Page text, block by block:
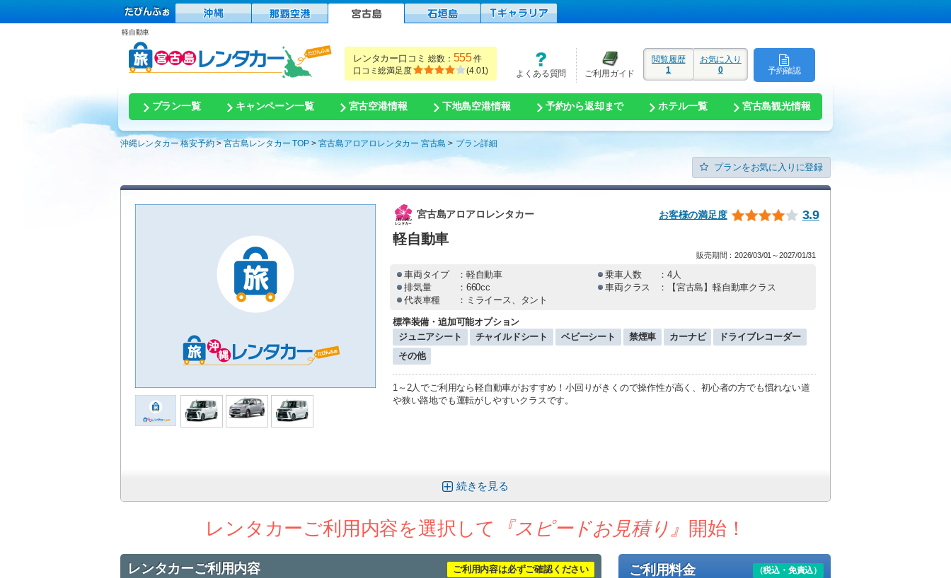
軽自動車
レンタカー口コミ 総数： 555件
口コミ総満足度
(4.01) 予約確認
閲覧履歴
1
お気に入り
0
よくある質問 ご利用ガイド
プラン一覧 キャンペーン一覧 宮古空港情報 下地島空港情報 予約から返却まで ホテル一覧 宮古島観光情報
沖縄レンタカー 格安予約 宮古島レンタカー TOP 宮古島アロアロレンタカー 宮古島 プラン詳細
プランをお気に入りに登録
お客様の満足度 3.9
宮古島アロアロレンタカー
軽自動車
販売期間：2026/03/01～2027/01/31
車両タイプ ：軽自動車 乗車人数
：4人
排気量
：660cc 車両クラス
：【宮古島】軽自動車クラス
代表車種
：ミライース、タント
標準装備・追加可能オプション
ジュニアシート
チャイルドシート ベビーシート 禁煙車 カーナビ
ドライブレコーダー
その他
1～2人でご利用なら軽自動車がおすすめ！小回りがきくので操作性が高く、初心者の方でも慣れない道
や狭い路地でも運転がしやすいクラスです。
続きを
レンタカーご利用内容を選択して 『スピードお見積り』 開始！
レンタカーご利用内容 ご利用内容は必ずご確認ください ご利用料金 （税込・免責込）